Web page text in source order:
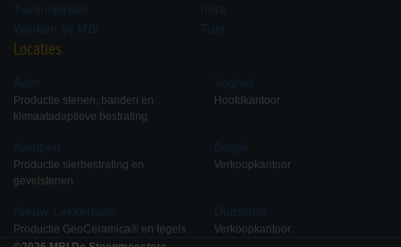
Lithofin KF Sanitairreiniger 1
liter
Siliconenverwijderaar 500ml
Lithofin LÖSEFIX 1 Liter
Lithofin MN Bescherming 1
liter
Tuininspiratie
Werken bij MBI
Infra
Tuin
Locaties
Aalst
Productie stenen, banden en
klimaatadaptieve bestrating
Kampen
Productie sierbestrating en
gevelstenen
Nieuw-Lekkerland
Productie GeoCeramica® en tegels
Veghel
Hoofdkantoor
België
Verkoopkantoor
Duitsland
Verkoopkantoor